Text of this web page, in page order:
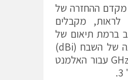
את מקדם ההחזרה של
לראות, מקבלים
ברמת תיאום של
-10 dB. עקום הקרינה של השבח (dBi)
בתדר המרכזי 78.5 GHz עבור האלמנט